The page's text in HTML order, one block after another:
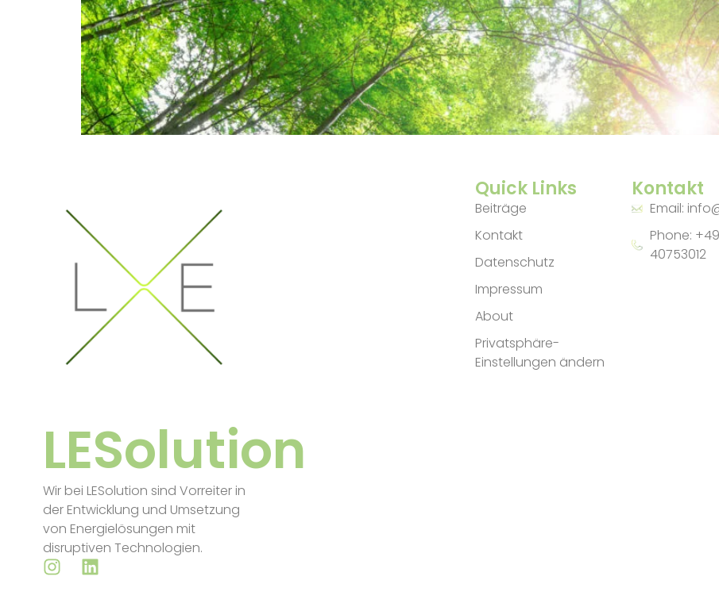
LESolution
Wir bei LESolution sind Vorreiter in
der Entwicklung und Umsetzung
von Energielösungen mit
disruptiven Technologien.
Quick Links
Beiträge
Kontakt
Datenschutz
Impressum
About
Privatsphäre-
Einstellungen ändern
Kontakt
Email:
Phone:
40753012